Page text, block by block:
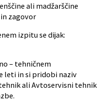
ali madžarščine
zagovor
izpitu se dijak:
– tehničnem
leti in si pridobi naziv
ali Avtoservisni tehnik